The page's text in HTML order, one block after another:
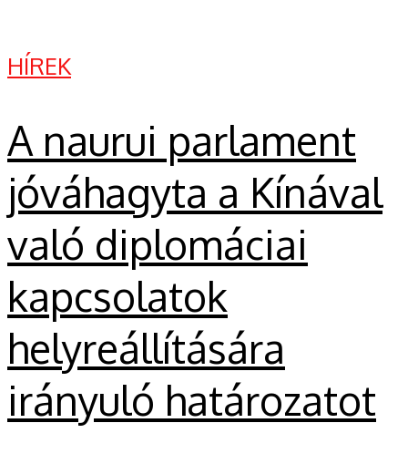
HÍREK
A naurui parlament
jóváhagyta a Kínával
való diplomáciai
kapcsolatok
helyreállítására
irányuló határozatot